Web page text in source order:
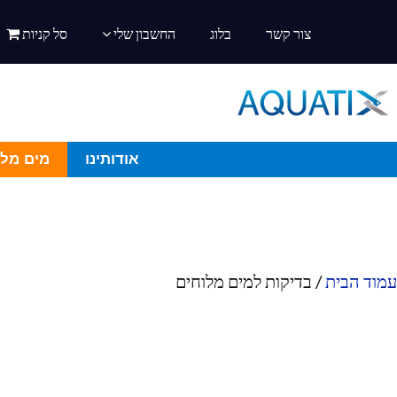
צור קשר בלוג החשבון שלי סל קניות
אודותינו מים
עמוד הבית/ בדיקות למים מלוחים